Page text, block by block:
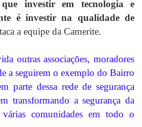
investir em tecnologia e
é investir na qualidade de
a equipe da Camerite.
outras associações, moradores
a seguirem o exemplo do Bairro
parte dessa rede de segurança
transformando a segurança da
comunidades em todo o